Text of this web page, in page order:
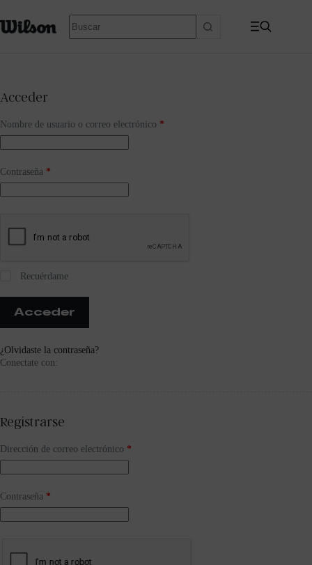
Acceder
Nombre de usuario o correo electrónico *
Contraseña *
Recuérdame
Acceder
¿Olvidaste la contraseña?
Conectate con:
Registrarse
Dirección de correo electrónico *
Contraseña *